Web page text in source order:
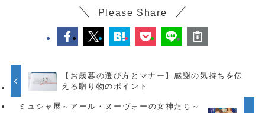
Please Share
【お歳暮の選び方とマナー】感謝の気持ちを伝
える贈り物のポイント
ミュシャ展～アール・ヌーヴォーの女神たち～